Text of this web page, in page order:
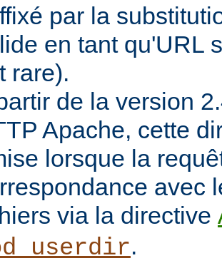
par la
en tant qu'URL
rare).
de la version
Apache, cette
lorsque la
avec
via la directive
.